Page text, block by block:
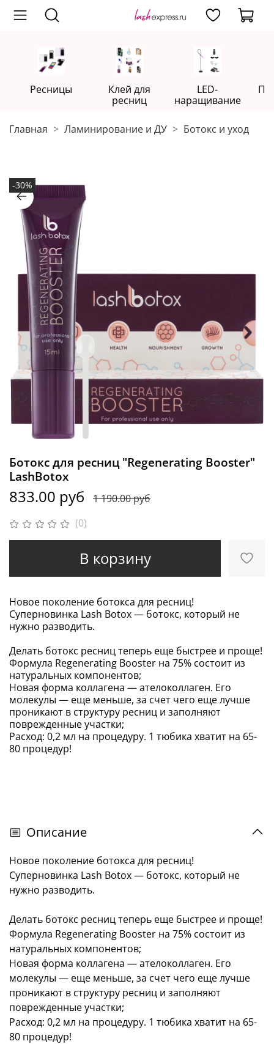
Ресницы
Клей для
ресниц
LED-
наращивание
Главная Ламинирование и ДУ Ботокс и уход
-30%
(0)
Ботокс для ресниц "Regenerating Booster"
LashBotox
833.00 руб 1 190.00 руб
В корзину
Новое поколение ботокса для ресниц!
Суперновинка Lash Botox — ботокс, который не
нужно разводить.
Делать ботокс ресниц теперь еще быстрее и проще!
Формула Regenerating Booster на 75% состоит из
натуральных компонентов;
Новая форма коллагена — ателоколлаген. Его
молекулы — еще меньше, за счет чего еще лучше
проникают в структуру ресниц и заполняют
поврежденные участки;
Расход: 0,2 мл на процедуру. 1 тюбика хватит на 65-
80 процедур!
Описание
Новое поколение ботокса для ресниц!
Суперновинка Lash Botox — ботокс, который не
нужно разводить.
Делать ботокс ресниц теперь еще быстрее и проще!
Формула Regenerating Booster на 75% состоит из
натуральных компонентов;
Новая форма коллагена — ателоколлаген. Его
молекулы — еще меньше, за счет чего еще лучше
проникают в структуру ресниц и заполняют
поврежденные участки;
Расход: 0,2 мл на процедуру. 1 тюбика хватит на 65-
80 процедур!